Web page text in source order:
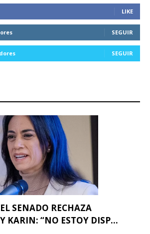
LIKE
SEGUIR
SEGUIR
SENADO RECHAZA
KARIN: “NO ESTOY DISP...